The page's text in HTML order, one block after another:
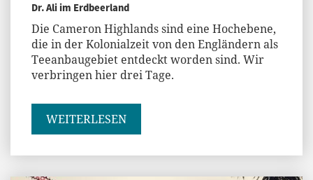
Dr. Ali im Erdbeerland
Die Cameron Highlands sind eine Hochebene,
die in der Kolonialzeit von den Engländern als
Teeanbaugebiet entdeckt worden sind. Wir
verbringen hier drei Tage.
WEITERLESEN